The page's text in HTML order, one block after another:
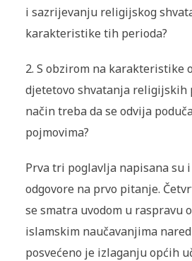
i sazrijevanju religijskog
karakteristike tih perioda?
2. S obzirom na karakteristike
djetetovo shvatanja religijskih
način treba da se odvija
pojmovima?
Prva tri poglavlja napisana su
odgovore na prvo pitanje.
se smatra uvodom u raspravu
islamskim naučavanjima
posvećeno je izlaganju općih